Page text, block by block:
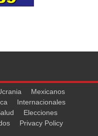
Mexicanos
Internacionales
Elecciones
Privacy Policy